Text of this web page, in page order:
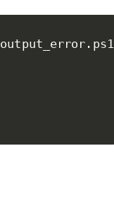
output_error . ps1